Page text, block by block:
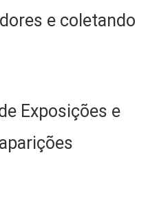
e coletando
Exposições e